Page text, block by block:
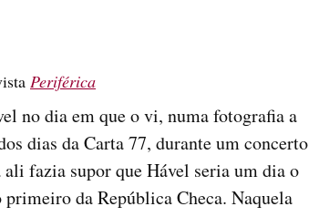
Periférica
no dia em que o vi, numa fotografia a
dias da Carta 77, durante um concerto
fazia supor que Hável seria um dia o
da República Checa. Naquela